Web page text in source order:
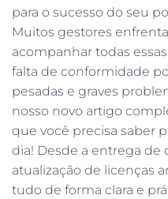
para o sucesso do seu
Muitos gestores
acompanhar todas
falta de conformidade
pesadas e graves
nosso novo artigo
que você precisa saber
dia! Desde a entrega de
atualização de licenças
tudo de forma clara e